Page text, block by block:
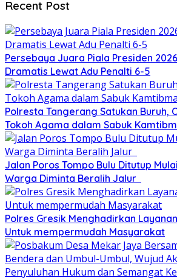
Recent Post
Persebaya Juara Piala Presiden
Dramatis Lewat Adu Penalti 6-5
Polresta Tangerang Satukan Buruh,
Tokoh Agama dalam Sabuk
Jalan Poros Tompo Bulu Ditutup
Warga Diminta Beralih Jalur
Polres Gresik Menghadirkan
Untuk mempermudah Masyarakat